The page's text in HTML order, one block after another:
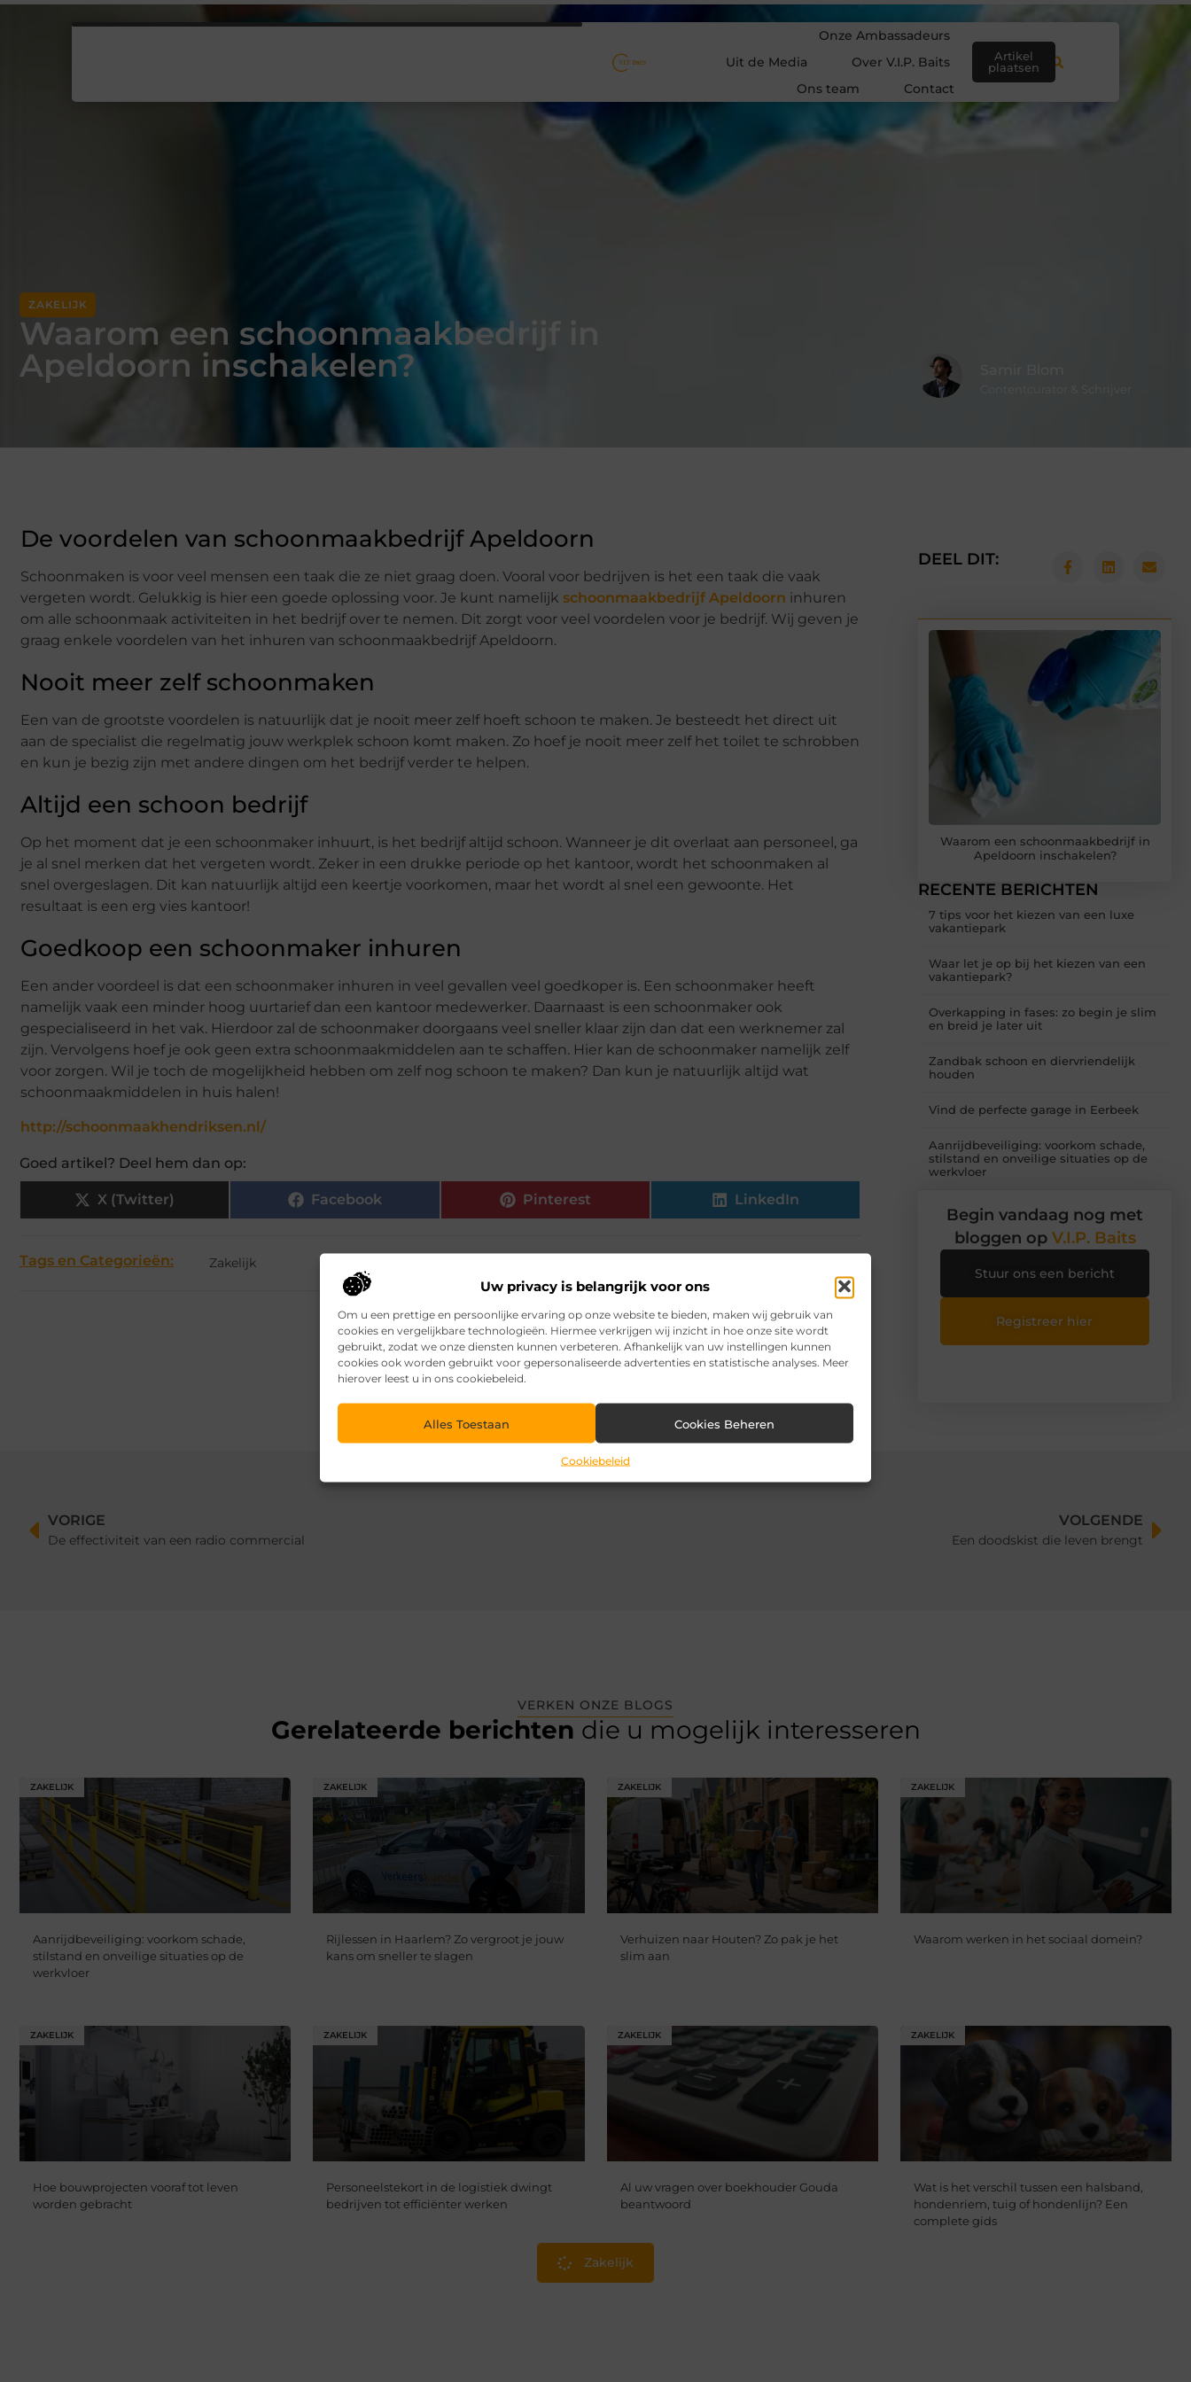
Uw privacy is belangrijk voor ons
Om u een prettige en persoonlijke ervaring op onze website te bieden, maken wij gebruik van
cookies en vergelijkbare technologieën. Hiermee verkrijgen wij inzicht in hoe onze site wordt
gebruikt, zodat we onze diensten kunnen verbeteren. Afhankelijk van uw instellingen kunnen
cookies ook worden gebruikt voor gepersonaliseerde advertenties en statistische analyses. Meer
hierover leest u in ons cookiebeleid.
Alles Toestaan Cookies Beheren
Cookiebeleid
Onze Ambassadeurs
Uit de Media
Over V.I.P. Baits
Ons team
Contact
Artikel
plaatsen
ZAKELIJK
Waarom een schoonmaakbedrijf in
Apeldoorn inschakelen?
De voordelen van schoonmaakbedrijf Apeldoorn
Schoonmaken is voor veel mensen een taak die ze niet graag doen. Vooral voor bedrijven is het een taak die vaak
vergeten wordt. Gelukkig is hier een goede oplossing voor. Je kunt namelijk schoonmaakbedrijf Apeldoorn inhuren
om alle schoonmaak activiteiten in het bedrijf over te nemen. Dit zorgt voor veel voordelen voor je bedrijf. Wij geven je
graag enkele voordelen van het inhuren van schoonmaakbedrijf Apeldoorn.
Nooit meer zelf schoonmaken
Een van de grootste voordelen is natuurlijk dat je nooit meer zelf hoeft schoon te maken. Je besteedt het direct uit
aan de specialist die regelmatig jouw werkplek schoon komt maken. Zo hoef je nooit meer zelf het toilet te schrobben
en kun je bezig zijn met andere dingen om het bedrijf verder te helpen.
Altijd een schoon bedrijf
Op het moment dat je een schoonmaker inhuurt, is het bedrijf altijd schoon. Wanneer je dit overlaat aan personeel, ga
je al snel merken dat het vergeten wordt. Zeker in een drukke periode op het kantoor, wordt het schoonmaken al
snel overgeslagen. Dit kan natuurlijk altijd een keertje voorkomen, maar het wordt al snel een gewoonte. Het
resultaat is een erg vies kantoor!
Goedkoop een schoonmaker inhuren
Een ander voordeel is dat een schoonmaker inhuren in veel gevallen veel goedkoper is. Een schoonmaker heeft
namelijk vaak een minder hoog uurtarief dan een kantoor medewerker. Daarnaast is een schoonmaker ook
gespecialiseerd in het vak. Hierdoor zal de schoonmaker doorgaans veel sneller klaar zijn dan dat een werknemer zal
zijn. Vervolgens hoef je ook geen extra schoonmaakmiddelen aan te schaffen. Hier kan de schoonmaker namelijk zelf
voor zorgen. Wil je toch de mogelijkheid hebben om zelf nog schoon te maken? Dan kun je natuurlijk altijd wat
schoonmaakmiddelen in huis halen!
http://schoonmaakhendriksen.nl/
Goed artikel? Deel hem dan op:
X (Twitter) Facebook Pinterest LinkedIn
Tags en Categorieën: Zakelijk
DEEL DIT:
Waarom een schoonmaakbedrijf in
Apeldoorn inschakelen?
RECENTE BERICHTEN
7 tips voor het kiezen van een luxe
vakantiepark
Waar let je op bij het kiezen van een
vakantiepark?
Overkapping in fases: zo begin je slim
en breid je later uit
Zandbak schoon en diervriendelijk
houden
Vind de perfecte garage in Eerbeek
Aanrijdbeveiliging: voorkom schade,
stilstand en onveilige situaties op de
werkvloer
Begin vandaag nog met
bloggen op V.I.P. Baits
Stuur ons een bericht
Registreer hier
VORIGE
De effectiviteit van een radio commercial
VOLGENDE
Een doodskist die leven brengt
VERKEN ONZE BLOGS
Gerelateerde berichten die u mogelijk interesseren
ZAKELIJK
Aanrijdbeveiliging: voorkom schade,
stilstand en onveilige situaties op de
werkvloer
ZAKELIJK
Rijlessen in Haarlem? Zo vergroot je jouw
kans om sneller te slagen
ZAKELIJK
Verhuizen naar Houten? Zo pak je het
slim aan
ZAKELIJK
Waarom werken in het sociaal domein?
ZAKELIJK
Hoe bouwprojecten vooraf tot leven
worden gebracht
ZAKELIJK
Personeelstekort in de logistiek dwingt
bedrijven tot efficiënter werken
ZAKELIJK
Al uw vragen over boekhouder Gouda
beantwoord
ZAKELIJK
Wat is het verschil tussen een halsband,
hondenriem, tuig of hondenlijn? Een
complete gids
Zakelijk